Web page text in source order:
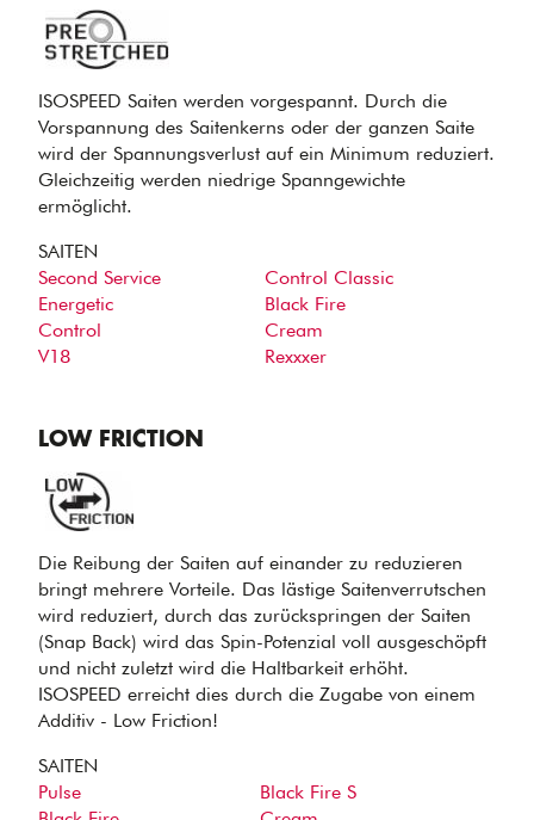
ISOSPEED Saiten werden vorgespannt. Durch die
Vorspannung des Saitenkerns oder der ganzen Saite
wird der Spannungsverlust auf ein Minimum reduziert.
Gleichzeitig werden niedrige Spanngewichte
ermöglicht.
SAITEN
Second Service
Control Classic
Energetic
Black Fire
Control
Cream
V18
Rexxxer
LOW FRICTION
Die Reibung der Saiten auf einander zu reduzieren
bringt mehrere Vorteile. Das lästige Saitenverrutschen
wird reduziert, durch das zurückspringen der Saiten
(Snap Back) wird das Spin-Potenzial voll ausgeschöpft
und nicht zuletzt wird die Haltbarkeit erhöht.
ISOSPEED erreicht dies durch die Zugabe von einem
Additiv - Low Friction!
SAITEN
Pulse
Black Fire S